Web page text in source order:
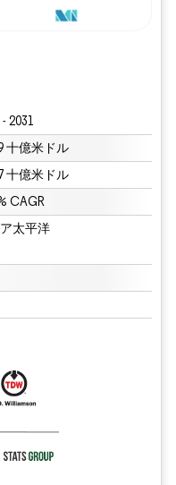
2031
十億米ドル
十億米ドル
CAGR
太平洋
BY 4.0の表示が必要です。